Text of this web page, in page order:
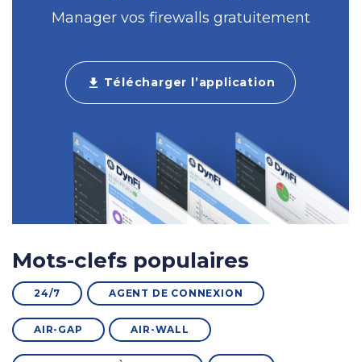
Manager vos firewalls gratuitement
download Télécharger l’application
Mots-clefs populaires
24/7 AGENT DE CONNEXION
AIR-GAP AIR-WALL